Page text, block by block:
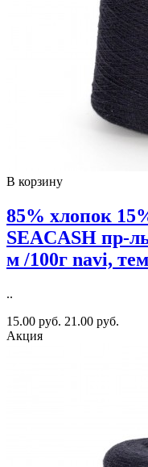
В корзину
85% хлопок
SEACASH пр-
м /100г navi,
..
15.00 руб. 21.00 руб.
Акция